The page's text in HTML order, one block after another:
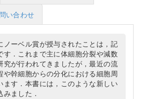
い合わせ
ノーベル賞が授与されたことは，記
す．これまで主に体細胞分裂や減数
究が行われてきましたが，最近の流
や幹細胞からの分化における細胞周
ます．本書には，このような新しい
ました．